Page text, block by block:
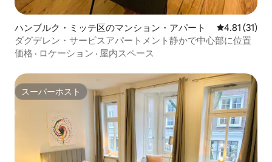
ハンブルク・ミッテ区のマンション・アパート レビュー31
4.81 (31)
ダグデレン・サービスアパートメント静かで中心部に位置
価格 · ロケーション · 屋内スペース
スーパーホスト
スーパーホスト